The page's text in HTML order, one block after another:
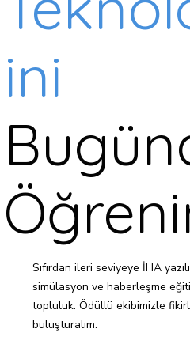
ini
Sıfırdan ileri seviyeye İHA
simülasyon ve haberleşme
topluluk. Ödüllü ekibimizle
buluşturalım.